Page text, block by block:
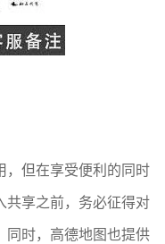
，但在享受便利的同时
共享之前，务必征得对
同时，高德地图也提供